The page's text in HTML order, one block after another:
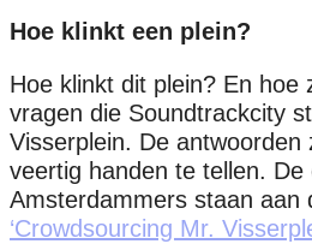
Hoe klinkt een plein?
Hoe klinkt dit plein? En hoe
vragen die Soundtrackcity
Visserplein. De
veertig handen te tellen.
Amsterdammers staan aan
‘Crowdsourcing Mr.